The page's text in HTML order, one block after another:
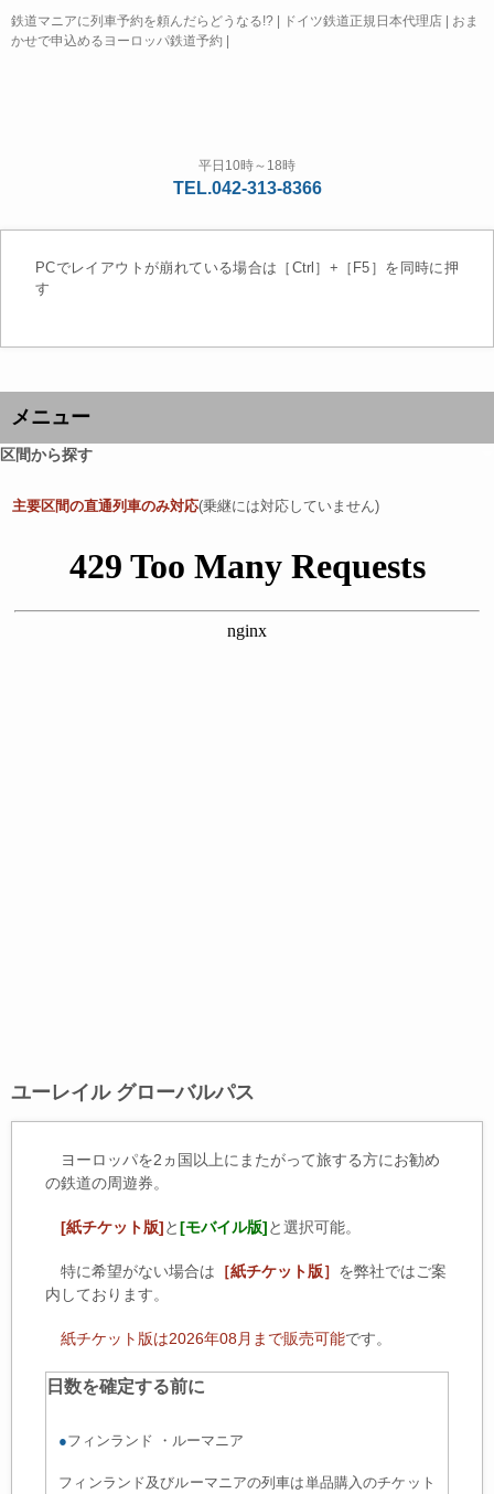
鉄道マニアに列車予約を頼んだらどうなる!? | ドイツ鉄道正規日本代理店 | おま
かせで申込めるヨーロッパ鉄道予約 |
平日10時～18時
TEL.042-313-8366
PCでレイアウトが崩れている場合は［Ctrl］+［F5］を同時に押
す
メニュー
区間から探す
主要区間の直通列車のみ対応(乗継には対応していません)
ユーレイル グローバルパス
ヨーロッパを2ヵ国以上にまたがって旅する方にお勧め
の鉄道の周遊券。
[紙チケット版]と[モバイル版]と選択可能。
特に希望がない場合は ［紙チケット版］ を弊社ではご案
内しております。
紙チケット版は2026年08月まで販売可能です。
日数を確定する前に
●フィンランド ・ルーマニア
フィンランド及びルーマニアの列車は単品購入のチケット